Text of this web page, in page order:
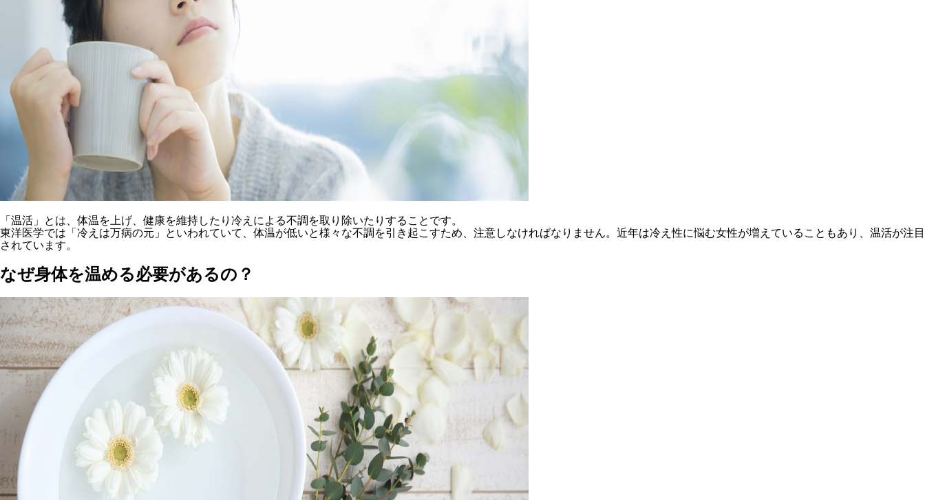
「温活」とは、体温を上げ、健康を維持したり冷えによる不調を取り除いたりすること です。
東洋医学では「冷えは万病の元」といわれていて、体温が低いと様々な不調を引き起こすため、注意しなければなりません。近年は冷え性に悩む女性が増えていることもあり、温活が注目
されています。
なぜ身体を温める必要があるの？